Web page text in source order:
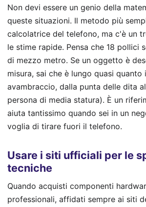
Non devi essere un genio della
queste situazioni. Il metodo più
calcolatrice del telefono, ma c'è un
le stime rapide. Pensa che 18 pollici
di mezzo metro. Se un oggetto è
misura, sai che è lungo quasi quanto
avambraccio, dalla punta delle dita
persona di media statura). È un
aiuta tantissimo quando sei in un
voglia di tirare fuori il telefono.
Usare i siti ufficiali per le
tecniche
Quando acquisti componenti
professionali, affidati sempre ai siti